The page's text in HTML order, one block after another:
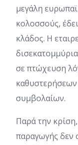
μεγάλη
κολοσσούς,
κλάδος. Η
σε πτώχευση
συμβολαίων.
Παρά την
παραγωγής δεν